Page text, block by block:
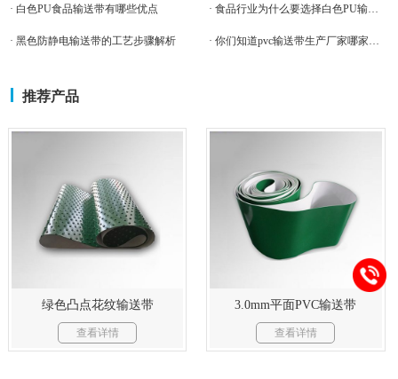
· 白色PU食品输送带有哪些优点
· 黑色防静电输送带的工艺步骤解析
推荐产品
绿色凸点花纹输送带
查看详情
3.0mm平面PVC输送带
查看详情